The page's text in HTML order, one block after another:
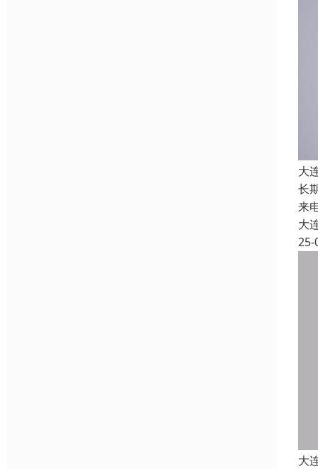
大
长
来
大
25-
大